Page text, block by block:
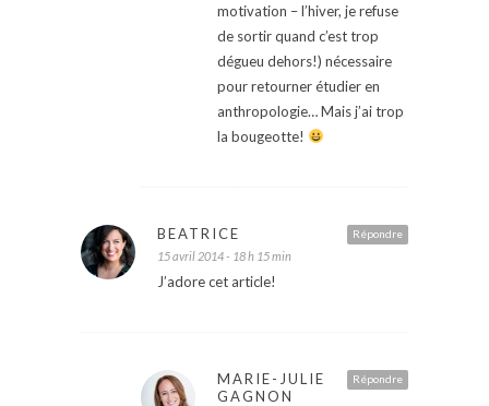
motivation – l’hiver, je refuse
de sortir quand c’est trop
dégueu dehors!) nécessaire
pour retourner étudier en
anthropologie… Mais j’ai trop
la bougeotte!
Répondre
BEATRICE
15 avril 2014 - 18 h 15 min
J’adore cet article!
Répondre
MARIE-JULIE
GAGNON